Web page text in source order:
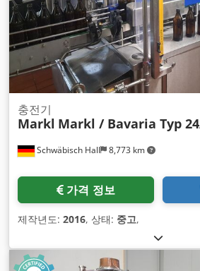
Schwäbisch Hall 8,773 km
충전기
Markl Markl / Bavaria Typ
가격 정보
제작년도: 2016, 상태: 중고,